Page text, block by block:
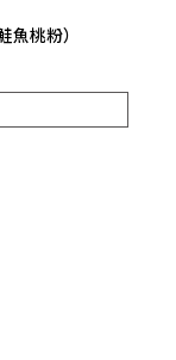
（鮭魚桃粉）